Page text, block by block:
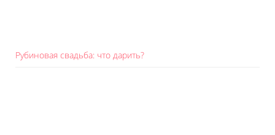
Рубиновая свадьба: что дарить?